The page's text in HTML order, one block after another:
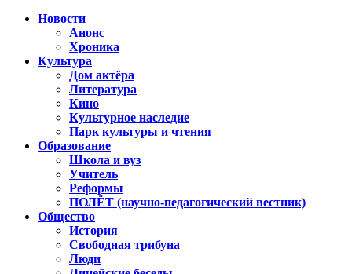
Новости
Анонс
Хроника
Культура
Дом актёра
Литература
Кино
Культурное наследие
Парк культуры и чтения
Образование
Школа и вуз
Учитель
Реформы
ПОЛЁТ (научно-педагогический вестник)
Общество
История
Свободная трибуна
Люди